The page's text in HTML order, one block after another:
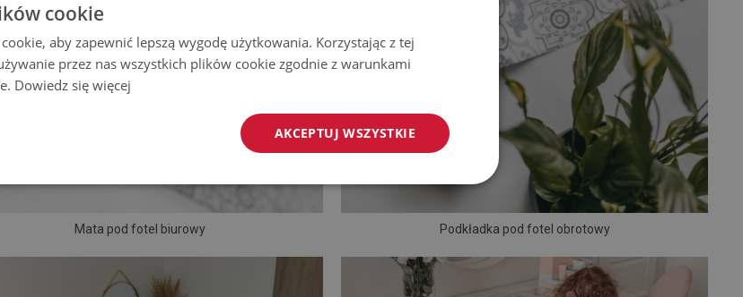
Mata pod fotel biurowy Podkładka pod fotel obrotowy
cookie
aby zapewnić lepszą wygodę użytkowania. Korzystając z tej
przez nas wszystkich plików cookie zgodnie z warunkami
Dowiedz się więcej
AKCEPTUJ WSZYSTKIE